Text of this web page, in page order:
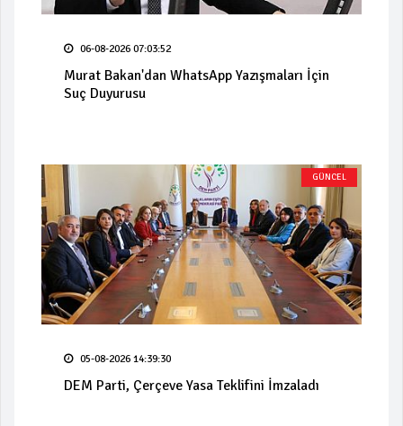
06-08-2026 07:03:52
Murat Bakan'dan WhatsApp Yazışmaları İçin
Suç Duyurusu
GÜNCEL
05-08-2026 14:39:30
DEM Parti, Çerçeve Yasa Teklifini İmzaladı